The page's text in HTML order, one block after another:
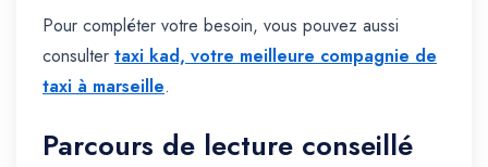
Pour compléter votre besoin, vous pouvez aussi
consulter taxi kad, votre meilleure compagnie de
taxi à marseille.
Parcours de lecture conseillé